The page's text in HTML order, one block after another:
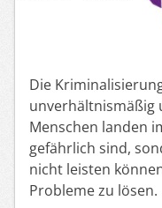
Die
unverhältnismäßig
Menschen landen
gefährlich sind,
nicht leisten
Probleme zu lösen.